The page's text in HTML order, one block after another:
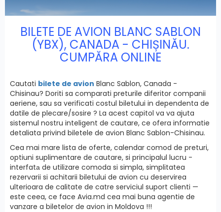
BILETE DE AVION BLANC SABLON
(YBX), CANADA - CHIȘINĂU.
CUMPĂRA ONLINE
Cautati bilete de avion Blanc Sablon, Canada -
Chisinau? Doriti sa comparati preturile diferitor companii
aeriene, sau sa verificati costul biletului in dependenta de
datile de plecare/sosire ? La acest capitol va va ajuta
sistemul nostru inteligent de cautare, ce ofera informatie
detaliata privind biletele de avion Blanc Sablon-Chisinau.
Cea mai mare lista de oferte, calendar comod de preturi,
optiuni suplimentare de cautare, si principalul lucru -
interfatа de utilizare comoda si simpla, simplitatea
rezervarii si achitarii biletului de avion cu deservirea
ulterioara de calitate de catre serviciul suport clienti —
este ceea, ce face Avia.md cea mai buna agentie de
vanzare a biletelor de avion in Moldova !!!